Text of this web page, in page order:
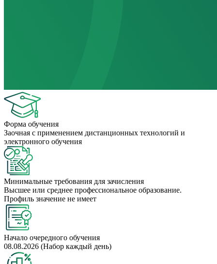
Форма обучения
Заочная с применением дистанционных технологий и
электронного обучения
Минимальные требования для зачисления
Высшее или среднее профессиональное образование.
Профиль значение не имеет
Начало очередного обучения
08.08.2026 (Набор каждый день)